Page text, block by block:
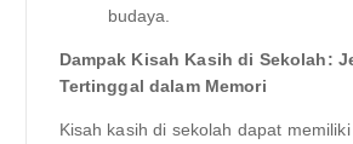
budaya.
Dampak Kisah Kasih di Sekolah:
Tertinggal dalam Memori
Kisah kasih di sekolah dapat